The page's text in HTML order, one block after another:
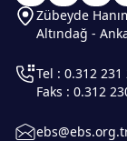
Zübeyde
Altındağ -
Tel : 0.312 231
Faks : 0.312